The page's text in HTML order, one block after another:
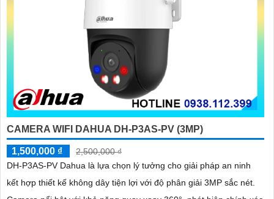
CAMERA WIFI DAHUA DH-P3AS-PV (3MP)
1,500,000 ₫
2,500,000 ₫
DH-P3AS-PV Dahua là lựa chọn lý tưởng cho giải pháp an ninh
kết hợp thiết kế không dây tiện lợi với độ phân giải 3MP sắc nét.